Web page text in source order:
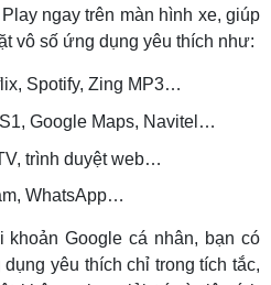
ngay trên màn hình xe, giúp
vô số ứng dụng yêu thích như:
Spotify, Zing MP3…
Google Maps, Navitel…
trình duyệt web…
WhatsApp…
khoản Google cá nhân, bạn có
yêu thích chỉ trong tích tắc,